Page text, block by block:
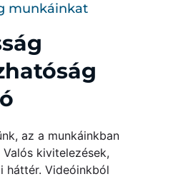
munkáinkat
az a munkáinkban
kivitelezések,
háttér. Videóinkból